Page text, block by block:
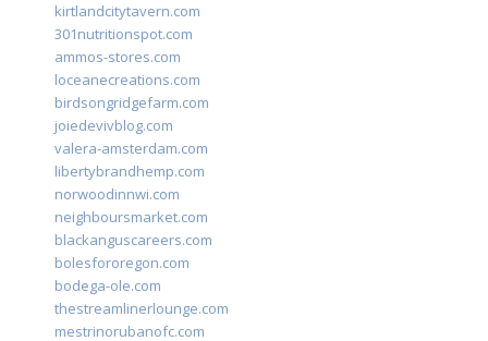
kirtlandcitytavern.com
301nutritionspot.com
ammos-stores.com
loceanecreations.com
birdsongridgefarm.com
joiedevivblog.com
valera-amsterdam.com
libertybrandhemp.com
norwoodinnwi.com
neighboursmarket.com
blackanguscareers.com
bolesfororegon.com
bodega-ole.com
thestreamlinerlounge.com
mestrinorubanofc.com